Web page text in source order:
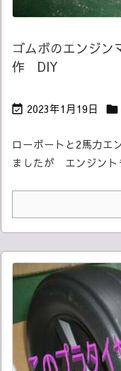
ゴムボのエンジン
作 DIY
 2023年1月19日 
ローボートと2馬力
ましたが エンジン